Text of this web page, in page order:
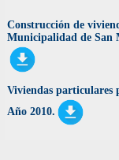
Construcción de
Municipalidad de San
Viviendas particulares
Año 2010.